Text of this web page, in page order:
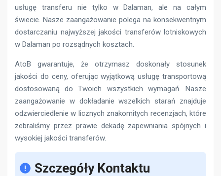
usługę transferu nie tylko w Dalaman, ale na całym
świecie. Nasze zaangażowanie polega na konsekwentnym
dostarczaniu najwyższej jakości transferów lotniskowych
w Dalaman po rozsądnych kosztach.
AtoB gwarantuje, że otrzymasz doskonały stosunek
jakości do ceny, oferując wyjątkową usługę transportową
dostosowaną do Twoich wszystkich wymagań. Nasze
zaangażowanie w dokładanie wszelkich starań znajduje
odzwierciedlenie w licznych znakomitych recenzjach, które
zebraliśmy przez prawie dekadę zapewniania spójnych i
wysokiej jakości transferów.
Szczegóły Kontaktu